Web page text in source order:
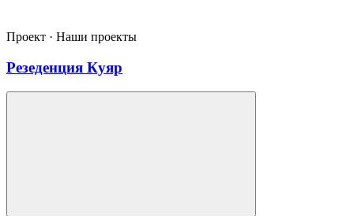
Проект · Наши проекты
Резеденция Куяр